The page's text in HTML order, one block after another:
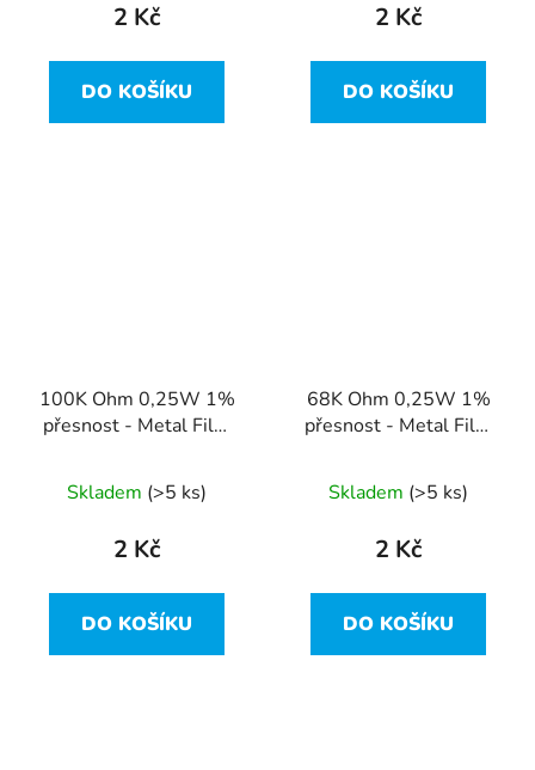
2 Kč
DO KOŠÍKU
2 Kč
DO KOŠÍKU
100K Ohm 0,25W 1%
přesnost - Metal Film
Skladem (>5 ks)
2 Kč
DO KOŠÍKU
68K Ohm 0,25W 1%
přesnost - Metal Film
Skladem (>5 ks)
2 Kč
DO KOŠÍKU